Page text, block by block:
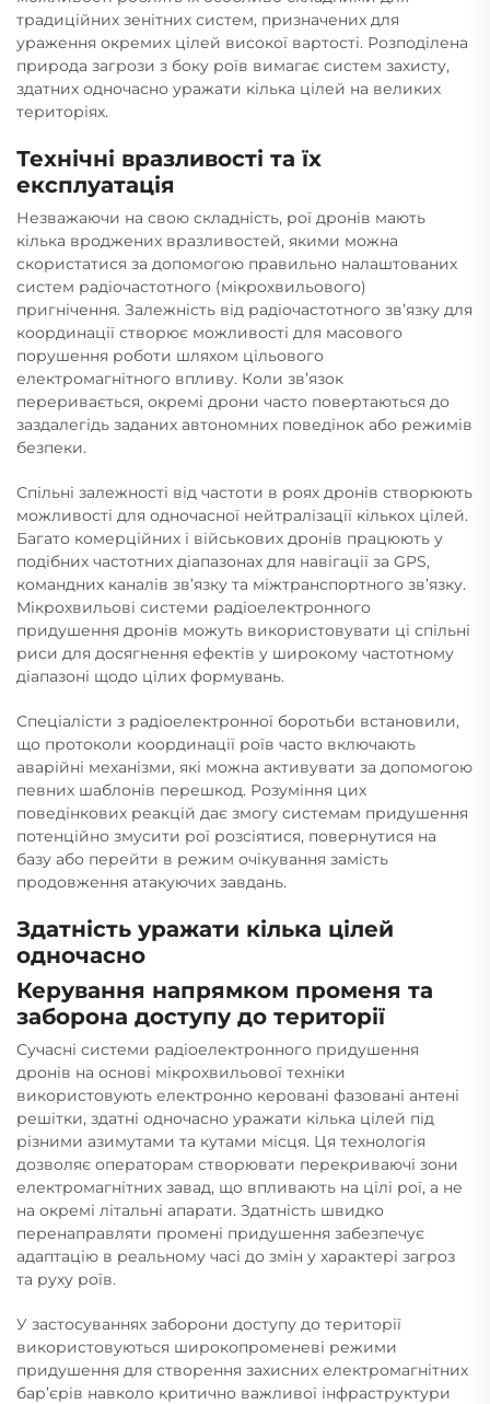
традиційних зенітних систем, призначених для
ураження окремих цілей високої вартості. Розподілена
природа загрози з боку роїв вимагає систем захисту,
здатних одночасно уражати кілька цілей на великих
територіях.
Технічні вразливості та їх
експлуатація
Незважаючи на свою складність, рої дронів мають
кілька вроджених вразливостей, якими можна
скористатися за допомогою правильно налаштованих
систем радіочастотного (мікрохвильового)
пригнічення. Залежність від радіочастотного зв’язку для
координації створює можливості для масового
порушення роботи шляхом цільового
електромагнітного впливу. Коли зв’язок
переривається, окремі дрони часто повертаються до
заздалегідь заданих автономних поведінок або режимів
безпеки.
Спільні залежності від частоти в роях дронів створюють
можливості для одночасної нейтралізації кількох цілей.
Багато комерційних і військових дронів працюють у
подібних частотних діапазонах для навігації за GPS,
командних каналів зв’язку та міжтранспортного зв’язку.
Мікрохвильові системи радіоелектронного
придушення дронів можуть використовувати ці спільні
риси для досягнення ефектів у широкому частотному
діапазоні щодо цілих формувань.
Спеціалісти з радіоелектронної боротьби встановили,
що протоколи координації роїв часто включають
аварійні механізми, які можна активувати за допомогою
певних шаблонів перешкод. Розуміння цих
поведінкових реакцій дає змогу системам придушення
потенційно змусити рої розсіятися, повернутися на
базу або перейти в режим очікування замість
продовження атакуючих завдань.
Здатність уражати кілька цілей
одночасно
Керування напрямком променя та
заборона доступу до території
Сучасні системи радіоелектронного придушення
дронів на основі мікрохвильової техніки
використовують електронно керовані фазовані антені
решітки, здатні одночасно уражати кілька цілей під
різними азимутами та кутами місця. Ця технологія
дозволяє операторам створювати перекриваючі зони
електромагнітних завад, що впливають на цілі рої, а не
на окремі літальні апарати. Здатність швидко
перенаправляти промені придушення забезпечує
адаптацію в реальному часі до змін у характері загроз
та руху роїв.
У застосуваннях заборони доступу до території
використовуються широкопроменеві режими
придушення для створення захисних електромагнітних
бар’єрів навколо критично важливої інфраструктури